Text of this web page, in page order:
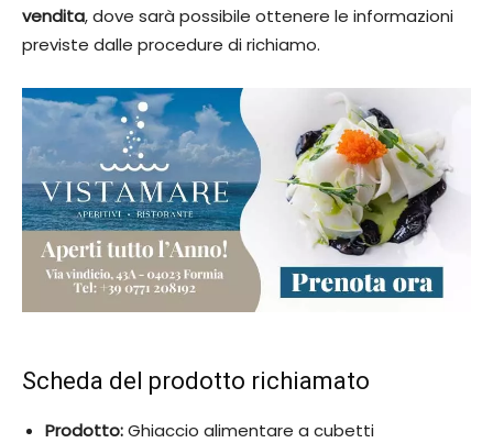
vendita, dove sarà possibile ottenere le informazioni
previste dalle procedure di richiamo.
Scheda del prodotto richiamato
Prodotto:Ghiaccio alimentare a cubetti